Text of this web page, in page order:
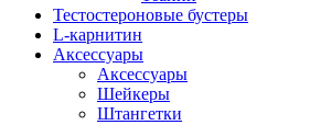
Тестостероновые бустеры
L-карнитин
Аксессуары
Аксессуары
Шейкеры
Штангетки